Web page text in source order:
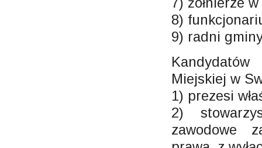
8)
9) radni
Miejskiej w
1) prezesi
2)
zawodowe